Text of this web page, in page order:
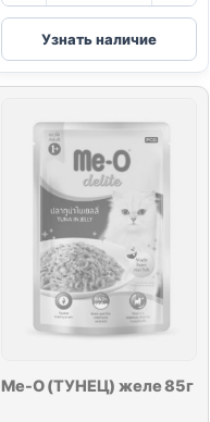
Me-
O
(ТУНЕЦ,
желе
85г
Узнать наличие
Me-O (ТУНЕЦ) желе 85г